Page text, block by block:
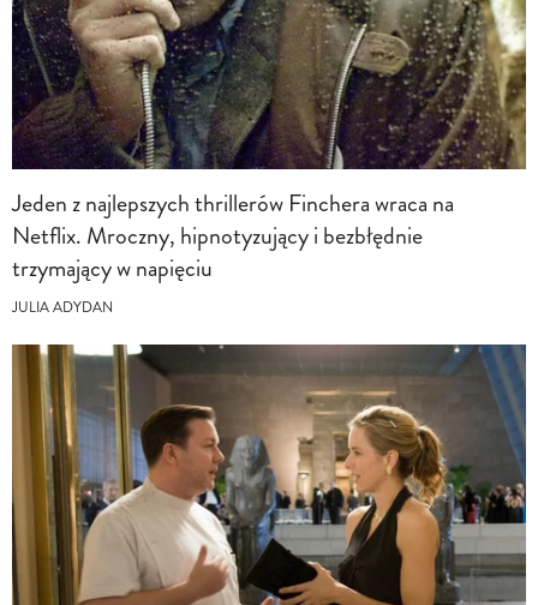
Jeden z najlepszych thrillerów Finchera wraca na
Netflix. Mroczny, hipnotyzujący i bezbłędnie
trzymający w napięciu
JULIA ADYDAN